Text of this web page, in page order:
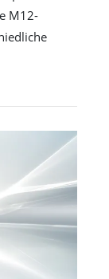
M12-